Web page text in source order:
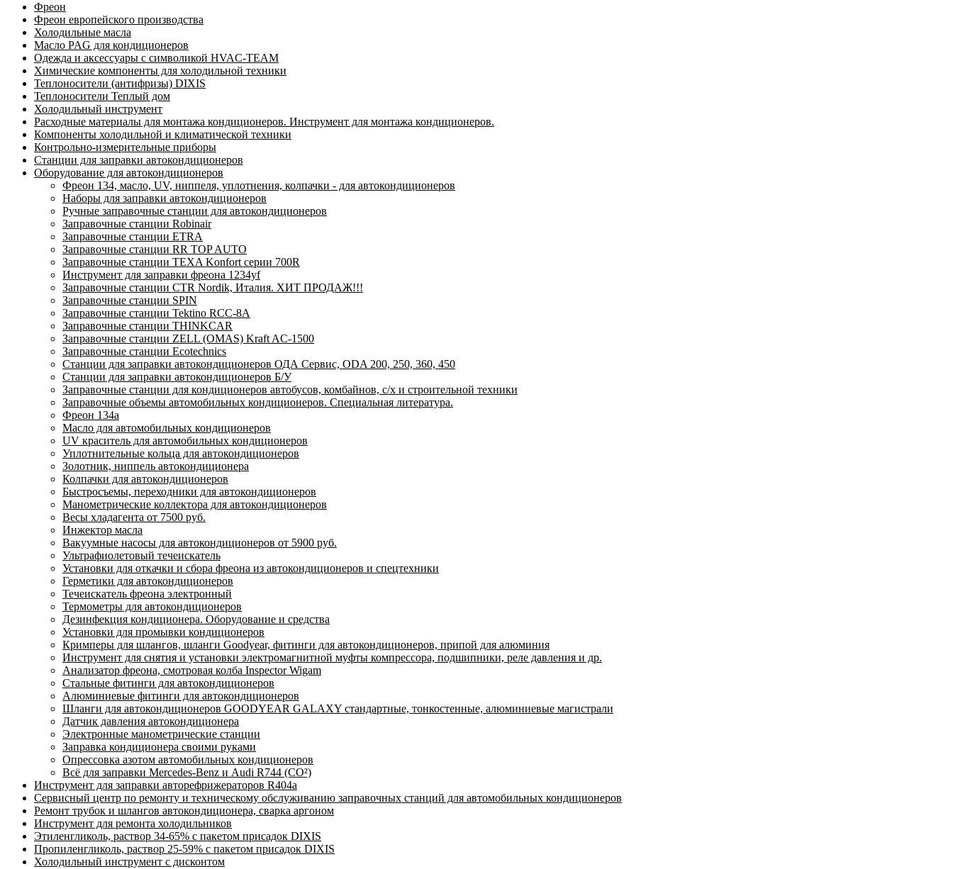
Фреон
Фреон европейского производства
Холодильные масла
Масло PAG для кондиционеров
Одежда и аксессуары с символикой HVAC-TEAM
Химические компоненты для холодильной техники
Теплоносители (антифризы) DIXIS
Теплоносители Теплый дом
Холодильный инструмент
Расходные материалы для монтажа кондиционеров. Инструмент для монтажа кондиционеров.
Компоненты холодильной и климатической техники
Контрольно-измерительные приборы
Станции для заправки автокондиционеров
Оборудование для автокондиционеров
Фреон 134, масло, UV, ниппеля, уплотнения, колпачки - для автокондиционеров
Наборы для заправки автокондиционеров
Ручные заправочные станции для автокондиционеров
Заправочные станции Robinair
Заправочные станции ETRA
Заправочные станции RR TOP AUTO
Заправочные станции TEXA Konfort серии 700R
Инструмент для заправки фреона 1234yf
Заправочные станции CTR Nordik, Италия. ХИТ ПРОДАЖ!!!
Заправочные станции SPIN
Заправочные станции Tektino RCC-8A
Заправочные станции THINKCAR
Заправочные станции ZELL (OMAS) Kraft AC-1500
Заправочные станции Ecotechnics
Станции для заправки автокондиционеров ОДА Сервис, ODA 200, 250, 360, 450
Станции для заправки автокондиционеров Б/У
Заправочные станции для кондиционеров автобусов, комбайнов, с/х и строительной техники
Заправочные объемы автомобильных кондиционеров. Специальная литература.
Фреон 134a
Масло для автомобильных кондиционеров
UV краситель для автомобильных кондиционеров
Уплотнительные кольца для автокондиционеров
Золотник, ниппель автокондиционера
Колпачки для автокондиционеров
Быстросъемы, переходники для автокондиционеров
Манометрические коллектора для автокондиционеров
Весы хладагента от 7500 руб.
Инжектор масла
Вакуумные насосы для автокондиционеров от 5900 руб.
Ультрафиолетовый течеискатель
Установки для откачки и сбора фреона из автокондиционеров и спецтехники
Герметики для автокондиционеров
Течеискатель фреона электронный
Термометры для автокондиционеров
Дезинфекция кондиционера. Оборудование и средства
Установки для промывки кондиционеров
Кримперы для шлангов, шланги Goodyear, фитинги для автокондиционеров, припой для алюминия
Инструмент для снятия и установки электромагнитной муфты компрессора, подшипники, реле давления и др.
Анализатор фреона, смотровая колба Inspector Wigam
Стальные фитинги для автокондиционеров
Алюминиевые фитинги для автокондиционеров
Шланги для автокондиционеров GOODYEAR GALAXY стандартные, тонкостенные, алюминиевые магистрали
Датчик давления автокондиционера
Электронные манометрические станции
Заправка кондиционера своими руками
Опрессовка азотом автомобильных кондиционеров
Всё для заправки Mercedes-Benz и Audi R744 (CO²)
Инструмент для заправки авторефрижераторов R404a
Сервисный центр по ремонту и техническому обслуживанию заправочных станций для автомобильных кондиционеров
Ремонт трубок и шлангов автокондиционера, сварка аргоном
Инструмент для ремонта холодильников
Этиленгликоль, раствор 34-65% с пакетом присадок DIXIS
Пропиленгликоль, раствор 25-59% с пакетом присадок DIXIS
Холодильный инструмент с дисконтом